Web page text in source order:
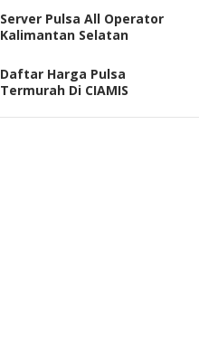
Server Pulsa All Operator
Kalimantan Selatan
Daftar Harga Pulsa
Termurah Di CIAMIS